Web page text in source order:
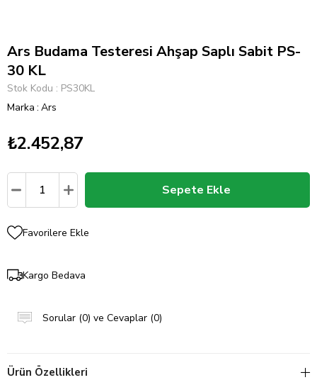
Ars Budama Testeresi Ahşap Saplı Sabit PS-
30 KL
Stok Kodu
PS30KL
Marka : Ars
₺2.452,87
Favorilere Ekle
Kargo Bedava
Sorular (0) ve Cevaplar (0)
Ürün Özellikleri